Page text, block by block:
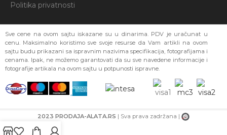
Politika privatnosti
Sve cene na ovom sajtu iskazane su u dinarima. PDV je uračunat u
cenu. Maksimalno koristimo sve svoje resurse da Vam artikli na ovom
sajtu budu prikazani sa ispravnim nazivima specifikacija, fotografijama i
cenama. Ipak, ne možemo garantovati da su sve navedene informacije i
fotografije artikala na ovom sajtu u potpunosti ispravne.
2023 PRODAJA-ALATA.RS | Sva prava zadržana |